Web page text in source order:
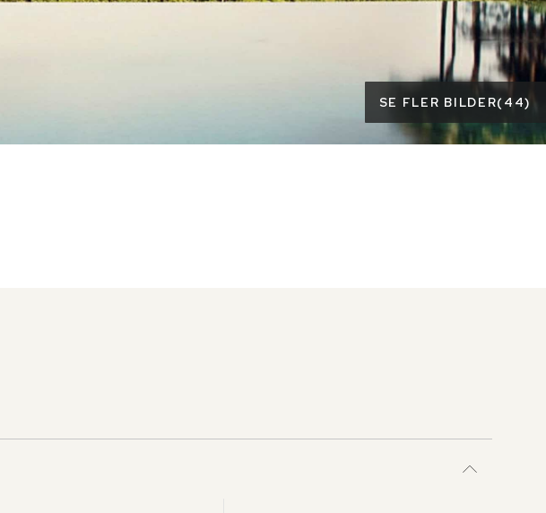
SE FLER BILDER(44)